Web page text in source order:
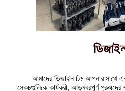
আমাদের ডিজাইন টিম আপনার সাথে
স্কেচগুলিকে কার্যকরী, আড়ম্বরপূর্ণ